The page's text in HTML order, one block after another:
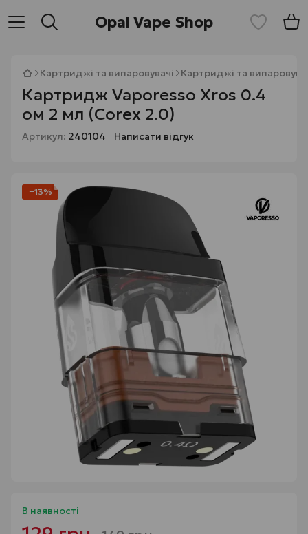
Opal Vape Shop
Картриджі та випаровувачі Картриджі та
Картридж Vaporesso Xros 0.4
ом 2 мл (Corex 2.0)
Артикул: 240104 Написати відгук
−13%
В наявності